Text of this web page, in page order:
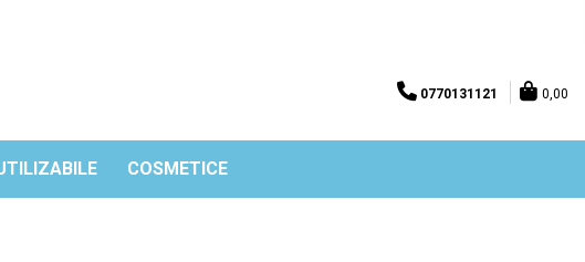
0770131121 0,00
COSMETICE